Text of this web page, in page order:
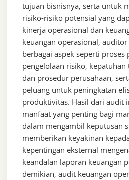
tujuan bisnisnya, serta untuk
risiko-risiko potensial yang
kinerja operasional dan
keuangan operasional,
berbagai aspek seperti proses
pengelolaan risiko, kepatuhan
dan prosedur perusahaan,
peluang untuk peningkatan
produktivitas. Hasil dari audit
manfaat yang penting bagi
dalam mengambil keputusan
memberikan keyakinan
kepentingan eksternal
keandalan laporan keuangan
demikian, audit keuangan